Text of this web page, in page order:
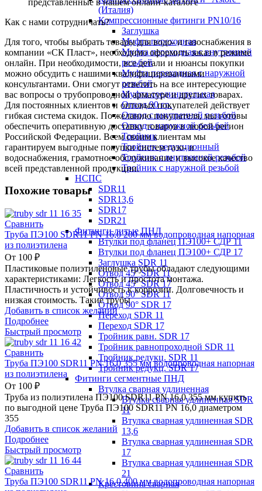
(Италия)
Компрессионные фитинги PN10/16
Заглушка
Муфта переходная
Муфта переходная с внутренней
резьбой
Муфта переходная с наружной
резьбой
Муфта соединительная
Отвод 90 гр.
Отвод с внутренней резьбой
Отвод с наружной резьбой
Тройник
Тройник редукционный
Тройник с внутренней резьбой
Тройник с наружной резьбой
НСПС
SDR11
SDR13,6
SDR17
SDR21
Фитинги литые ПНД
Втулки под фланец ПЭ100+ СДР 11
Втулки под фланец ПЭ100+ СДР 17
Заглушка SDR 11
Отвод 45° SDR 11
Отвод 45° SDR 17
Отвод 90° SDR 11
Отвод 90° SDR 17
Переход SDR 11
Переход SDR 17
Тройник равн. SDR 17
Тройник равнопроходной SDR 11
Тройник редукц. SDR 11
Тройник редукц. SDR 17
Фитинги сегментные ПНД
Втулка сварная удлиненная
Втулка сварная удлиненная SDR
11
Втулка сварная удлиненная SDR
13,6
Втулка сварная удлиненная SDR
17
Втулка сварная удлиненная SDR
21
Крестовина сварная
Как с нами сотрудничать?
Для того, чтобы выбрать товары для водо- и газоснабжения в
компании «СК Пласт», необходимо оформить заказ в режиме
онлайн. При необходимости, все детали и нюансы покупки
можно обсудить с нашими квалифицированными
консультантами. Они смогут ответить на все интересующие
вас вопросы о трубопроводной арматуре и других товарах.
Для постоянных клиентов и оптовых покупателей действует
гибкая система скидок. По желанию покупателя, мы готовы
обеспечить оперативную доставку товаров в любой регион
Российской Федерации. Всем своим клиентам мы
гарантируем выгодные покупки систем газо- и
водоснабжения, грамотное обслуживание и высокое качество
всей представленной продукции.
Похожие товары
Сравнить
Труба ПЭ100 SDR11 PN 16,0 200 мм водопроводная напорная
из полиэтилена
От 100 ₽
Пластиковые полиэтиленовые трубы обладают следующими
характеристиками: Легкость и простота монтажа.
Пластичность и устойчивость к коррозии. Долговечность и
низкая стоимость. Такие трубы
Добавить в список желаний
Подробнее
Быстрый просмотр
Сравнить
Труба ПЭ100 SDR11 PN 16,0 355 мм водопроводная напорная
из полиэтилена
От 100 ₽
Труба из полиэтилена ПЭ100 SDR11 PN 16,0 355 мм купить
по выгодной цене Труба ПЭ100 SDR11 PN 16,0 диаметром
355
Добавить в список желаний
Подробнее
Быстрый просмотр
Сравнить
Труба ПЭ100 SDR11 PN 16,0 400 мм водопроводная напорная